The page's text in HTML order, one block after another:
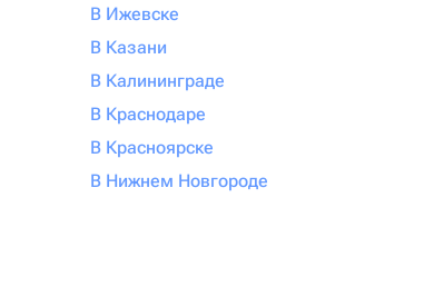
В Ижевске
В Казани
В Калининграде
В Краснодаре
В Красноярске
В Нижнем Новгороде